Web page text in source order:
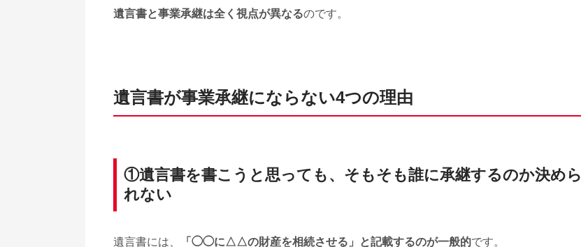
遺言書と事業承継は全く視点が異なるのです。
遺言書が事業承継にならない4つの理由
①遺言書を書こうと思っても、そもそも誰に承継するのか決めら
れない
遺言書には、 「◯◯に△△の財産を相続させる」と記載するのが一般的です。